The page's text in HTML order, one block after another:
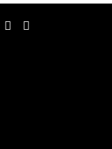
Facebook
Twitter